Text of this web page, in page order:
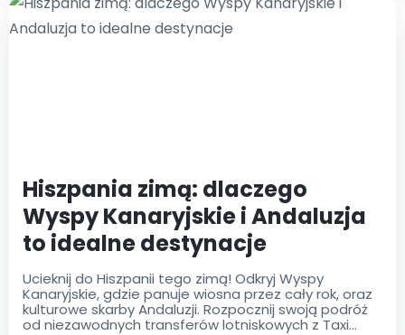
Hiszpania zimą: dlaczego
Wyspy Kanaryjskie i Andaluzja
to idealne destynacje
Ucieknij do Hiszpanii tego zimą! Odkryj Wyspy
Kanaryjskie, gdzie panuje wiosna przez cały rok, oraz
kulturowe skarby Andaluzji. Rozpocznij swoją podróż
od niezawodnych transferów lotniskowych z Taxi